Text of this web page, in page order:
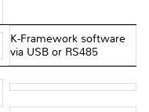
K-Framework software
via USB or RS485